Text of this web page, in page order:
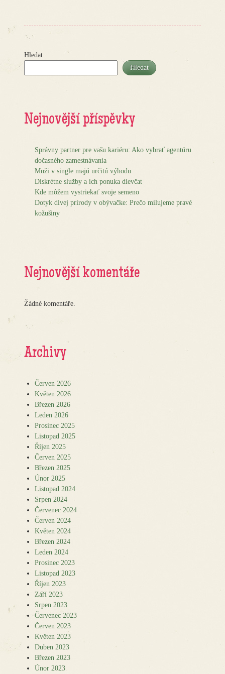
Hledat
Hledat
Nejnovější příspěvky
Správny partner pre vašu kariéru: Ako vybrať agentúru
dočasného zamestnávania
Muži v single majú určitú výhodu
Diskrétne služby a ich ponuka dievčat
Kde môžem vystriekať svoje semeno
Dotyk divej prírody v obývačke: Prečo milujeme pravé
kožušiny
Nejnovější komentáře
Žádné komentáře.
Archivy
Červen 2026
Květen 2026
Březen 2026
Leden 2026
Prosinec 2025
Listopad 2025
Říjen 2025
Červen 2025
Březen 2025
Únor 2025
Listopad 2024
Srpen 2024
Červenec 2024
Červen 2024
Květen 2024
Březen 2024
Leden 2024
Prosinec 2023
Listopad 2023
Říjen 2023
Září 2023
Srpen 2023
Červenec 2023
Červen 2023
Květen 2023
Duben 2023
Březen 2023
Únor 2023